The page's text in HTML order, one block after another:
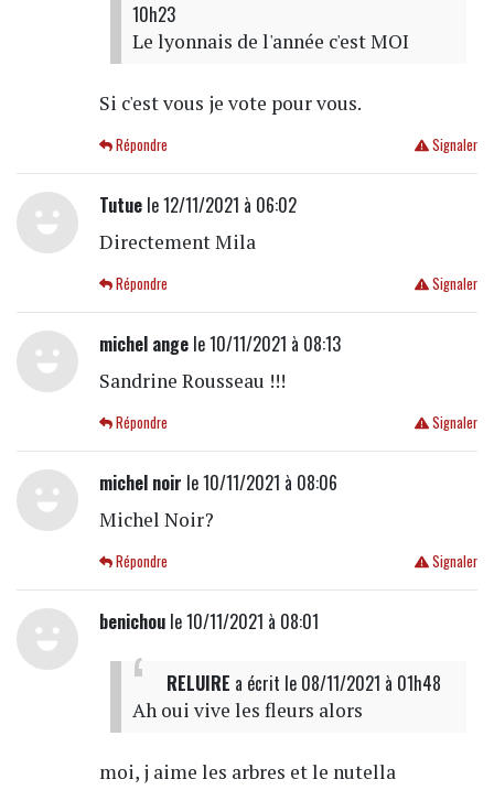
10h23
Le lyonnais de l'année c'est MOI
Si c'est vous je vote pour vous.
Signaler
Répondre
Tutuele 12/11/2021 à 06:02
Directement Mila
Signaler
Répondre
michel angele 10/11/2021 à 08:13
Sandrine Rousseau !!!
Signaler
Répondre
michel noir le 10/11/2021 à 08:06
Michel Noir?
Signaler
Répondre
benichoule 10/11/2021 à 08:01
RELUIRE a écrit le 08/11/2021 à 01h48
Ah oui vive les fleurs alors
moi, j aime les arbres et le nutella